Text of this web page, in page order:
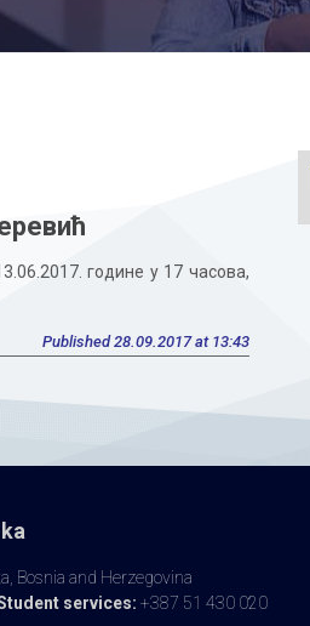
године у 17 часова,
Published 28.09.2017 at 13:43
Bosnia and Herzegovina
services: +387 51 430 020